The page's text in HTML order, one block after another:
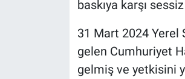
baskıya karşı
31 Mart 2024 Yerel
gelen Cumhuriyet
gelmiş ve yetkisini
Programlar